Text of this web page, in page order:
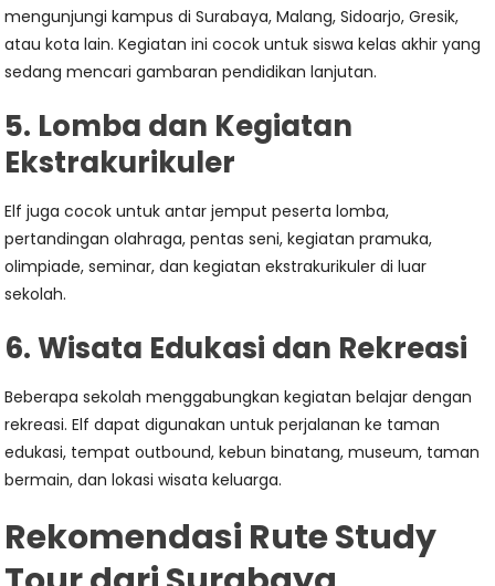
mengunjungi kampus di Surabaya, Malang, Sidoarjo, Gresik,
atau kota lain. Kegiatan ini cocok untuk siswa kelas akhir yang
sedang mencari gambaran pendidikan lanjutan.
5. Lomba dan Kegiatan
Ekstrakurikuler
Elf juga cocok untuk antar jemput peserta lomba,
pertandingan olahraga, pentas seni, kegiatan pramuka,
olimpiade, seminar, dan kegiatan ekstrakurikuler di luar
sekolah.
6. Wisata Edukasi dan Rekreasi
Beberapa sekolah menggabungkan kegiatan belajar dengan
rekreasi. Elf dapat digunakan untuk perjalanan ke taman
edukasi, tempat outbound, kebun binatang, museum, taman
bermain, dan lokasi wisata keluarga.
Rekomendasi Rute Study